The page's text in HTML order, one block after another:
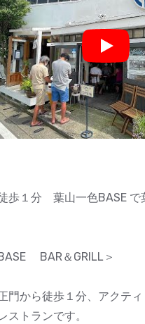
Play
歩１分 葉山一色BASE で
BAR＆GRILL＞
門から徒歩１分、アクテ
ストランです。